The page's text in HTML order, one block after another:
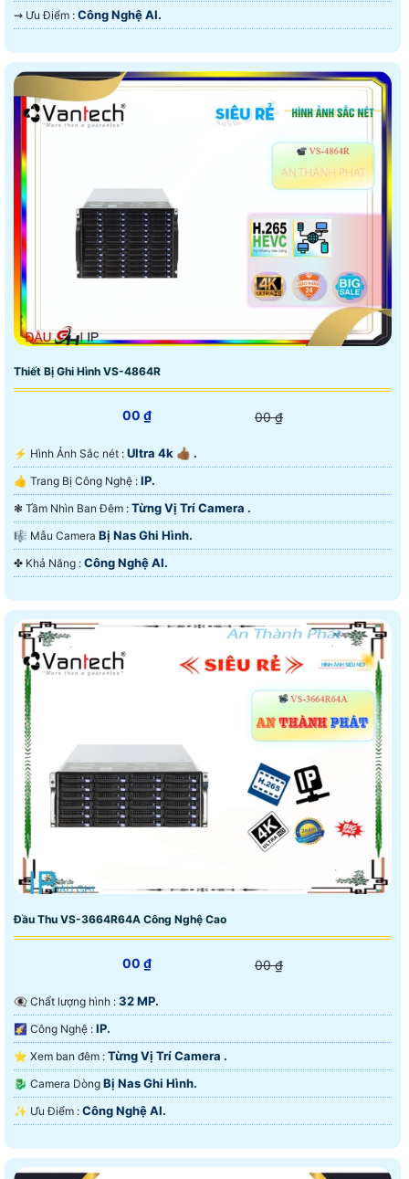
️⇝ Ưu Điểm : Công Nghệ AI.
Thiết Bị Ghi Hình VS-4864R
00 ₫ 00 ₫
️⚡ Hình Ảnh Sắc nét : Ultra 4k 👍🏾 .
👍 Trang Bị Công Nghệ : IP.
❃ Tầm Nhìn Ban Đêm : Từng Vị Trí Camera .
🎼️ Mẫu Camera Bị Nas Ghi Hình.
️✤ Khả Năng : Công Nghệ AI.
Đầu Thu VS-3664R64A Công Nghệ Cao
00 ₫ 00 ₫
👁️‍🗨 Chất lượng hình : 32 MP.
🌠 Công Nghệ : IP.
⭐ Xem ban đêm : Từng Vị Trí Camera .
🐉️ Camera Dòng Bị Nas Ghi Hình.
️✨ Ưu Điểm : Công Nghệ AI.